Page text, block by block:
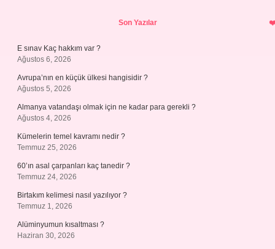
Son Yazılar
E sınav Kaç hakkım var ?
Ağustos 6, 2026
Avrupa’nın en küçük ülkesi hangisidir ?
Ağustos 5, 2026
Almanya vatandaşı olmak için ne kadar para gerekli ?
Ağustos 4, 2026
Kümelerin temel kavramı nedir ?
Temmuz 25, 2026
60’ın asal çarpanları kaç tanedir ?
Temmuz 24, 2026
Birtakım kelimesi nasıl yazılıyor ?
Temmuz 1, 2026
Alüminyumun kısaltması ?
Haziran 30, 2026